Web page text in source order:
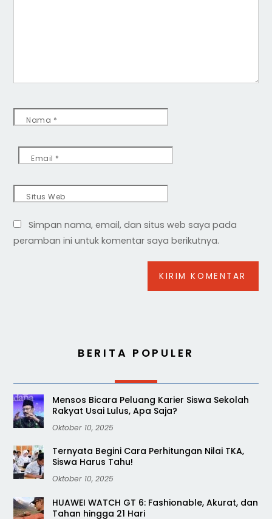
Nama *
Email *
Situs Web
Simpan nama, email, dan situs web saya pada
peramban ini untuk komentar saya berikutnya.
BERITA POPULER
Mensos Bicara Peluang Karier Siswa Sekolah
Rakyat Usai Lulus, Apa Saja?
Oktober 10, 2025
Ternyata Begini Cara Perhitungan Nilai TKA,
Siswa Harus Tahu!
Oktober 10, 2025
HUAWEI WATCH GT 6: Fashionable, Akurat, dan
Tahan hingga 21 Hari